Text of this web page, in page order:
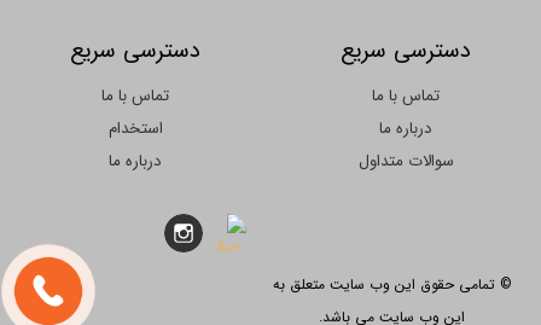
دسترسی سریع
تماس با ما
درباره ما
سوالات متداول
دسترسی سریع
تماس با ما
استخدام
درباره ما
© تمامی حقوق این وب سایت متعلق به
این وب سایت می باشد.